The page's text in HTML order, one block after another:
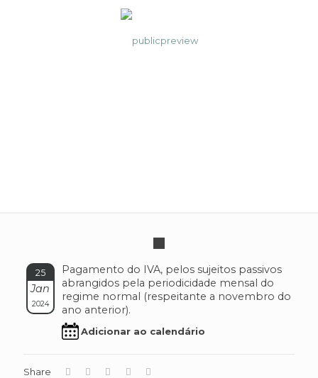
25
Jan
2024
Pagamento do IVA, pelos sujeitos passivos
abrangidos pela periodicidade mensal do
regime normal (respeitante a novembro do
ano anterior).
Adicionar ao calendário
Share